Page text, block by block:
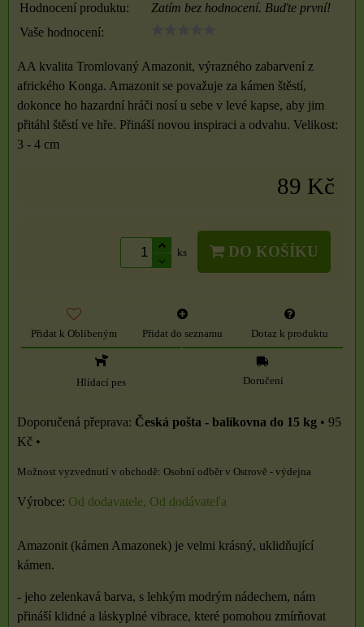
Hodnocení produktu:
Zatím bez hodnocení. Buďte první!
Vaše hodnocení:
AA kvalita Tromlovaný Amazonit, výrazného zabarvení z
afrického Konga. Amazonit se považuje za kámen štěstí,
dokonce ho hazardní hráči nosí u sebe v levé kapse, aby jim
přitáhl štěstí ve hře. Přináší novou inspiraci a odvahu. Velikost:
3 - 4 cm
89 Kč
ks DO KOŠÍKU
Přidat k Oblíbeným Přidat do seznamu Dotaz k produktu
Hlídací pes Doručení
Česká pošta - balíkovna do 15 kg • 95
Kč •
Osobní odběr v Ostrově - výdejna
Výrobce: Od dodavatele, Od dodávateľa
Amazonit (kámen Amazonek) je velmi krásný, uklidňující
kámen.
- jeho zelenkavá barva, s lehkým modrým nádechem, nám
přináší klidné a láskyplné vibrace, které pomohou zmírňovat